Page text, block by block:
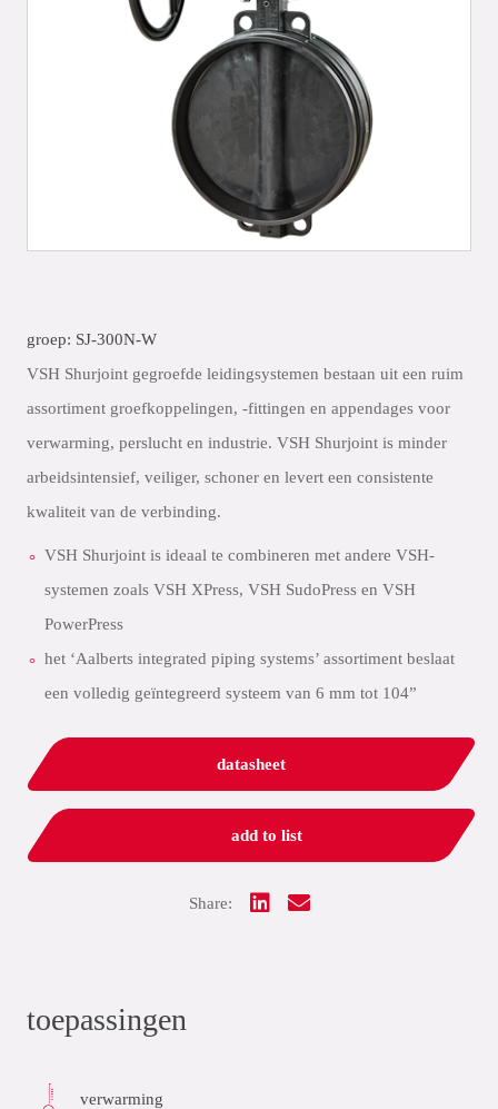
groep: SJ-300N-W
VSH Shurjoint gegroefde leidingsystemen bestaan uit een ruim
assortiment groefkoppelingen, -fittingen en appendages voor
verwarming, perslucht en industrie. VSH Shurjoint is minder
arbeidsintensief, veiliger, schoner en levert een consistente
kwaliteit van de verbinding.
VSH Shurjoint is ideaal te combineren met andere VSH-
systemen zoals VSH XPress, VSH SudoPress en VSH
PowerPress
het ‘Aalberts integrated piping systems’ assortiment beslaat
een volledig geïntegreerd systeem van 6 mm tot 104”
datasheet
add to list
Share:
toepassingen
verwarming